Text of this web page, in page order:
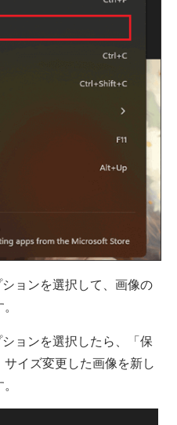
ョンを選択して、画像の
ョンを選択したら、「保
イズ変更した画像を新し